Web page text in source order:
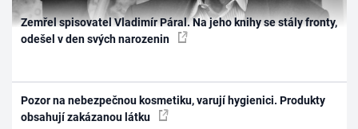
Zemřel spisovatel Vladimír Páral. Na jeho knihy se stály fronty,
odešel v den svých narozenin
Pozor na nebezpečnou kosmetiku, varují hygienici. Produkty
obsahují zakázanou látku